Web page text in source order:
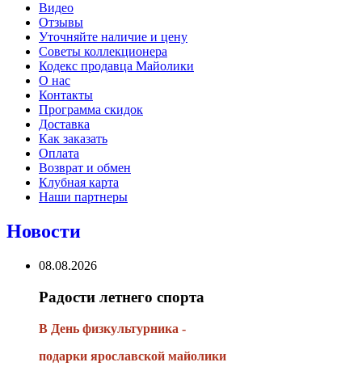
Видео
Отзывы
Уточняйте наличие и цену
Советы коллекционера
Кодекс продавца Майолики
О нас
Контакты
Программа скидок
Доставка
Как заказать
Оплата
Возврат и обмен
Клубная карта
Наши партнеры
Новости
08.08.2026
Радости летнего спорта
В День физкультурника -
подарки ярославской майолики